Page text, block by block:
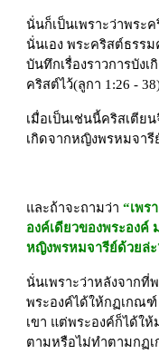
นั่นก็เป็นเพราะว่าพระ
นั่นเอง พระคริสต์ธรร
บันทึกเรื่องราวการบัง
คริสต์ไว้(ลูกา 1:26 -
เมื่อเป็นเช่นนี้คริสเตีย
เกิดจากหญิงพรหมจารี
และถ้าจะถามว่า “เพร
องค์เดียวของพระองค์
หญิงพรหมจารีย์ด้วยล่ะ
นั่นเพราะว่าหลังจากที่
พระองค์ได้ให้กฏเกณ
เขา แต่พระองค์ก็ได้ใ
ตามหรือไม่ทำตามกฏ